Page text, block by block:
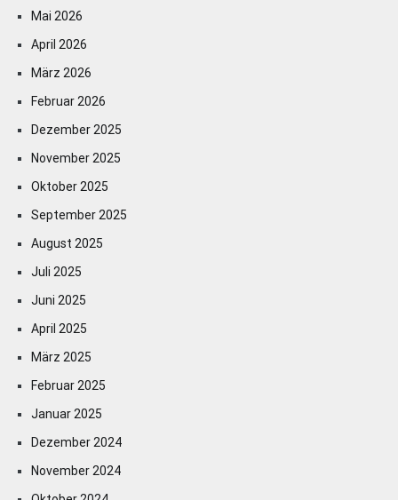
Mai 2026
April 2026
März 2026
Februar 2026
Dezember 2025
November 2025
Oktober 2025
September 2025
August 2025
Juli 2025
Juni 2025
April 2025
März 2025
Februar 2025
Januar 2025
Dezember 2024
November 2024